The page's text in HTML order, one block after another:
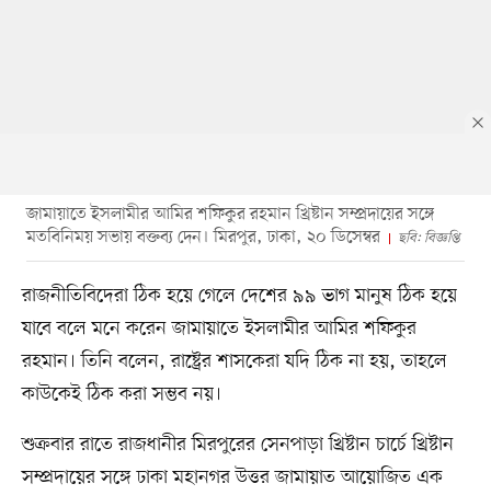
জামায়াতে ইসলামীর আমির শফিকুর রহমান খ্রিষ্টান সম্প্রদায়ের সঙ্গে
মতবিনিময় সভায় বক্তব্য দেন। মিরপুর, ঢাকা, ২০ ডিসেম্বর
ছবি: বিজ্ঞপ্তি
রাজনীতিবিদেরা ঠিক হয়ে গেলে দেশের ৯৯ ভাগ মানুষ ঠিক হয়ে
যাবে বলে মনে করেন জামায়াতে ইসলামীর আমির শফিকুর
রহমান। তিনি বলেন, রাষ্ট্রের শাসকেরা যদি ঠিক না হয়, তাহলে
কাউকেই ঠিক করা সম্ভব নয়।
শুক্রবার রাতে রাজধানীর মিরপুরের সেনপাড়া খ্রিষ্টান চার্চে খ্রিষ্টান
সম্প্রদায়ের সঙ্গে ঢাকা মহানগর উত্তর জামায়াত আয়োজিত এক